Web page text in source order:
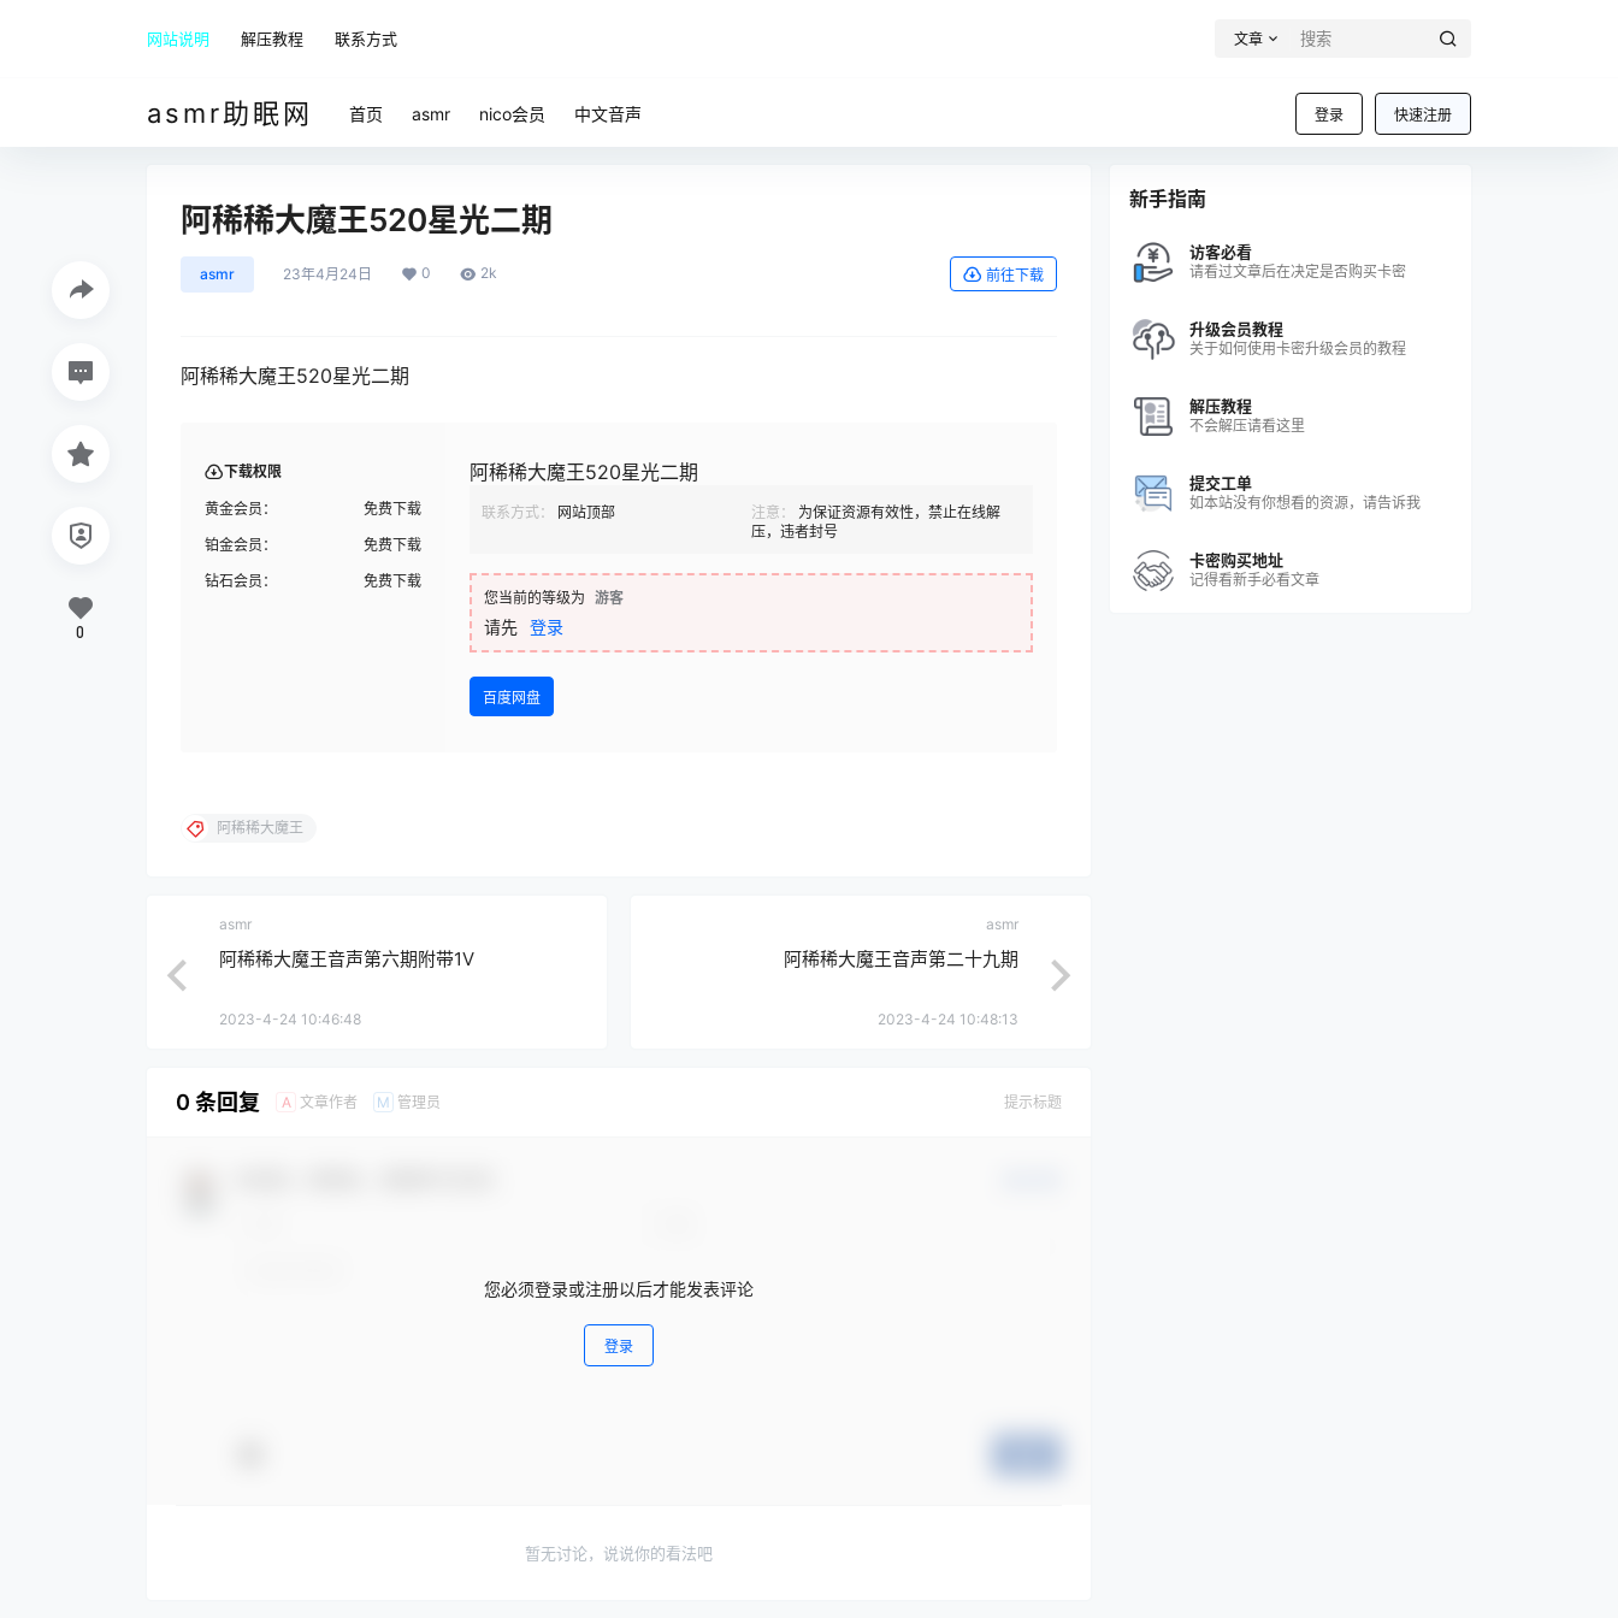
网站说明 解压教程 联系方式 文章
asmr助眠网 登录 快速注册
首页 asmr nico会员 中文音声
阿稀稀大魔王520星光二期
asmr 23年4月24日 0 2k 前往下载
阿稀稀大魔王520星光二期
下载权限
黄金会员：
免费下载
铂金会员：
免费下载
钻石会员：
免费下载
阿稀稀大魔王520星光二期
联系方式： 网站顶部 注意：
为保证资源有效性，禁止在线解
压，违者封号
您当前的等级为 游客
请先 登录
百度网盘
0
阿稀稀大魔王
asmr
阿稀稀大魔王音声第六期附带1V
2023-4-24 10:46:48
asmr
阿稀稀大魔王音声第二十九期
2023-4-24 10:48:13
0 条回复 A 文章作者 M 管理员 提示标题
您必须登录或注册以后才能发表评论
登录
暂无讨论，说说你的看法吧
新手指南
访客必看
请看过文章后在决定是否购买卡密
升级会员教程
关于如何使用卡密升级会员的教程
解压教程
不会解压请看这里
提交工单
如本站没有你想看的资源，请告诉我
卡密购买地址
记得看新手必看文章